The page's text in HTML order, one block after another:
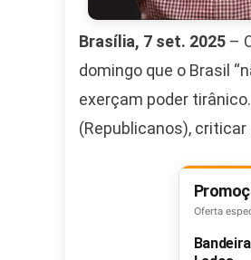
Brasília, 7 set. 2025 –
domingo que o Brasil
exerçam poder
(Republicanos),
Oferta